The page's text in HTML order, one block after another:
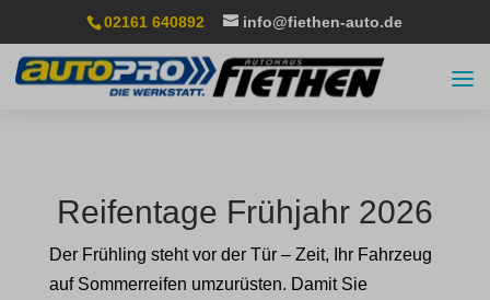
02161 640892 info@fiethen-auto.de
Reifentage Frühjahr 2026
Der Frühling steht vor der Tür – Zeit, Ihr Fahrzeug
auf Sommerreifen umzurüsten. Damit Sie